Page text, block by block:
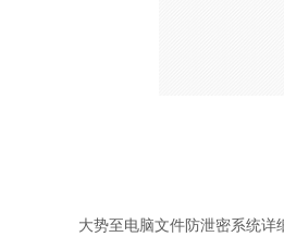
大势至电脑文件防泄密系统详